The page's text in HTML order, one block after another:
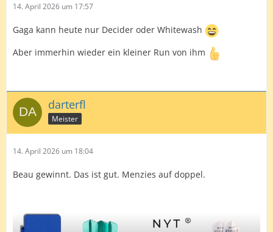
14. April 2026 um 17:57
Gaga kann heute nur Decider oder Whitewash
Aber immerhin wieder ein kleiner Run von ihm
darterfl
Meister
14. April 2026 um 18:04
Beau gewinnt. Das ist gut. Menzies auf doppel.